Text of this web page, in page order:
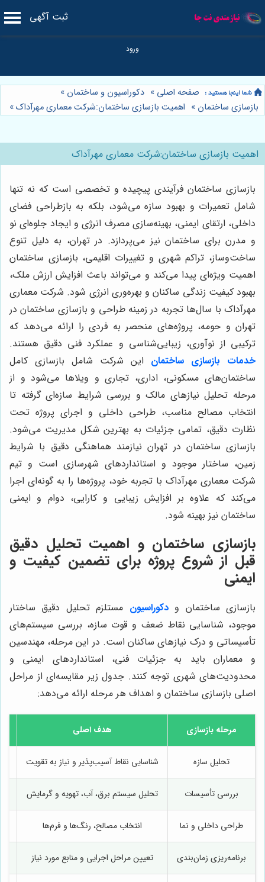
ثبت آگهی
صفحه اصلی » دکوراسیون و ساختمان »
بازسازی ساختمان » اهمیت بازسازی ساختمان:شرکت معماری مهرآداک»
اهمیت بازسازی ساختمان:شرکت معماری مهرآداک
بازسازی ساختمان فرآیندی پیچیده و تخصصی است که نه تنها
شامل تعمیرات و بهبود سازه می‌شود، بلکه به بازطراحی فضای
داخلی، ارتقای ایمنی، بهینه‌سازی مصرف انرژی و ایجاد جلوه‌ای نو
و مدرن برای ساختمان نیز می‌پردازد. در تهران، به دلیل تنوع
ساخت‌وساز، تراکم شهری و تغییرات اقلیمی، بازسازی ساختمان
اهمیت ویژه‌ای پیدا می‌کند و می‌تواند باعث افزایش ارزش ملک،
بهبود کیفیت زندگی ساکنان و بهره‌وری انرژی شود. شرکت معماری
مهرآداک با سال‌ها تجربه در زمینه طراحی و بازسازی ساختمان در
تهران و حومه، پروژه‌های منحصر به فردی را ارائه می‌دهد که
ترکیبی از نوآوری، زیبایی‌شناسی و عملکرد فنی دقیق هستند.
خدمات بازسازی ساختمان این شرکت شامل بازسازی کامل
ساختمان‌های مسکونی، اداری، تجاری و ویلاها می‌شود و از
مرحله تحلیل نیازهای مالک و بررسی شرایط سازه‌ای گرفته تا
انتخاب مصالح مناسب، طراحی داخلی و اجرای پروژه تحت
نظارت دقیق، تمامی جزئیات به بهترین شکل مدیریت می‌شود.
بازسازی ساختمان در تهران نیازمند هماهنگی دقیق با شرایط
زمین، ساختار موجود و استانداردهای شهرسازی است و تیم
شرکت معماری مهرآداک با تجربه خود، پروژه‌ها را به گونه‌ای اجرا
می‌کند که علاوه بر افزایش زیبایی و کارایی، دوام و ایمنی
ساختمان نیز بهینه شود.
بازسازی ساختمان و اهمیت تحلیل دقیق
قبل از شروع پروژه برای تضمین کیفیت و
ایمنی
بازسازی ساختمان ودکوراسیون مستلزم تحلیل دقیق ساختار
موجود، شناسایی نقاط ضعف و قوت سازه، بررسی سیستم‌های
تأسیساتی و درک نیازهای ساکنان است. در این مرحله، مهندسین
و معماران باید به جزئیات فنی، استانداردهای ایمنی و
محدودیت‌های شهری توجه کنند. جدول زیر مقایسه‌ای از مراحل
اصلی بازسازی ساختمان و اهداف هر مرحله ارائه می‌دهد:
مرحله بازسازی هدف اصلی
تحلیل سازه شناسایی نقاط آسیب‌پذیر و نیاز به تقویت
بررسی تأسیسات تحلیل سیستم برق، آب، تهویه و گرمایش
طراحی داخلی و نما انتخاب مصالح، رنگ‌ها و فرم‌ها
برنامه‌ریزی زمان‌بندی تعیین مراحل اجرایی و منابع مورد نیاز